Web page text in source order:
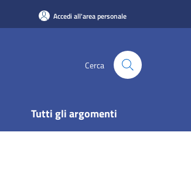
Accedi all'area personale
Cerca
Tutti gli argomenti